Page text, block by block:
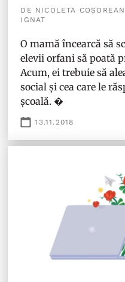
DE NICOLETA
IGNAT
O mamă încearcă să
elevii orfani să poată
Acum, ei trebuie să
social și cea care le
școală. �
13.11.2018